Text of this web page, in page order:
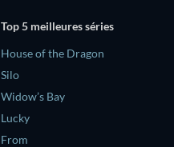
Top 5 meilleures séries
House of the Dragon
Silo
Widow’s Bay
Lucky
From